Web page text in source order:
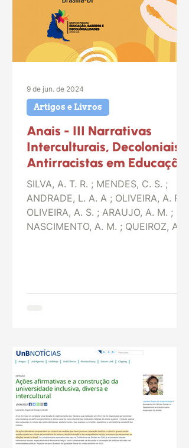
Anais - III Narrativas
Interculturais, Decoloniais e
Antirracistas em Educação
SILVA, A. T. R. ; MENDES, C. S. ;
ANDRADE, L. A. A ; OLIVEIRA, A. R. ;
OLIVEIRA, A. S. ; ARAUJO, A. M. ;
NASCIMENTO, A. M. ; QUEIROZ, A....
Artigos e Livros
9 de jun. de 2024